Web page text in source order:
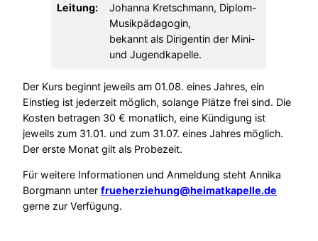
Leitung:
Johanna Kretschmann, Diplom-
Musikpädagogin,
bekannt als Dirigentin der Mini-
und Jugendkapelle.
Der Kurs beginnt jeweils am 01.08. eines Jahres, ein
Einstieg ist jederzeit möglich, solange Plätze frei sind. Die
Kosten betragen 30 € monatlich, eine Kündigung ist
jeweils zum 31.01. und zum 31.07. eines Jahres möglich.
Der erste Monat gilt als Probezeit.
Für weitere Informationen und Anmeldung steht Annika
Borgmann unter frueherziehung@heimatkapelle.de
gerne zur Verfügung.